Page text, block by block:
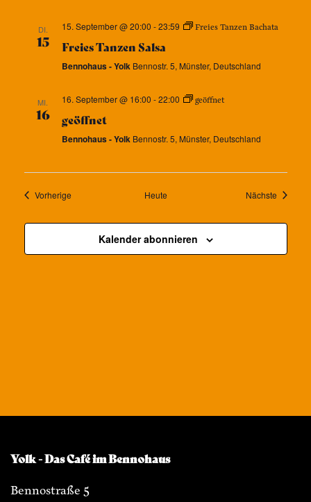
DI.
15
15. September @ 20:00 -23:59 Freies Tanzen Bachata
Freies Tanzen Salsa
Bennohaus - Yolk Bennostr. 5, Münster, Deutschland
MI.
16
16. September @ 16:00 -22:00 geöffnet
geöffnet
Bennohaus - Yolk Bennostr. 5, Münster, Deutschland
VorherigeVeranstaltungen Heute Nächste
Kalender abonnieren
Yolk - Das Café im Bennohaus
Bennostraße 5